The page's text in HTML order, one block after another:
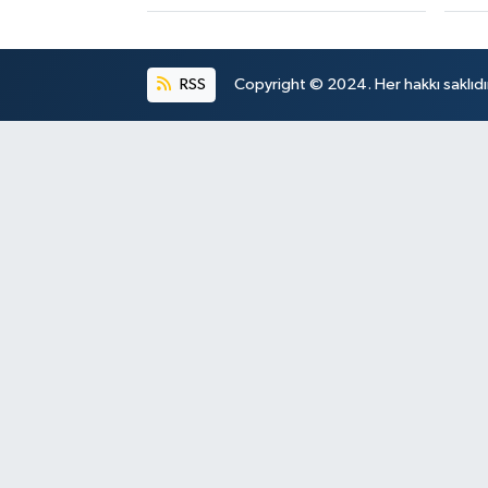
RSS Copyright © 2024. Her hakkı